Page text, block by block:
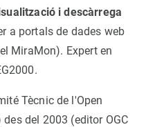
i descàrrega
a portals de dades web
MiraMon). Expert en
Tècnic de l'Open
del 2003 (editor OGC